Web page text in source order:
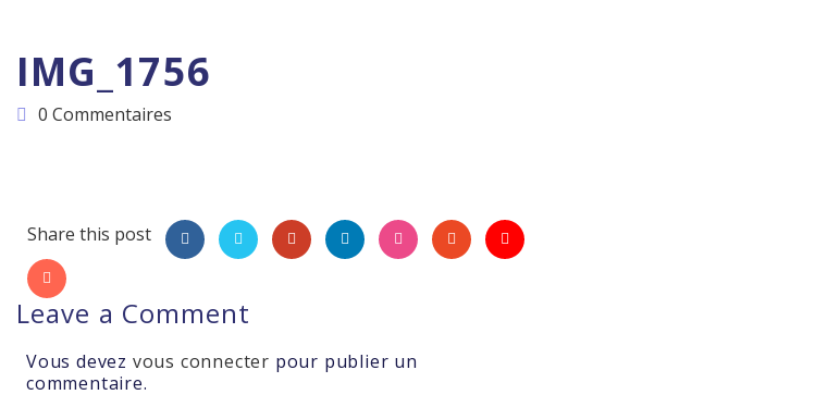
IMG_1756
0 Commentaires
Share this post
Leave a Comment
Vous devez vous connecter pour publier un
commentaire.